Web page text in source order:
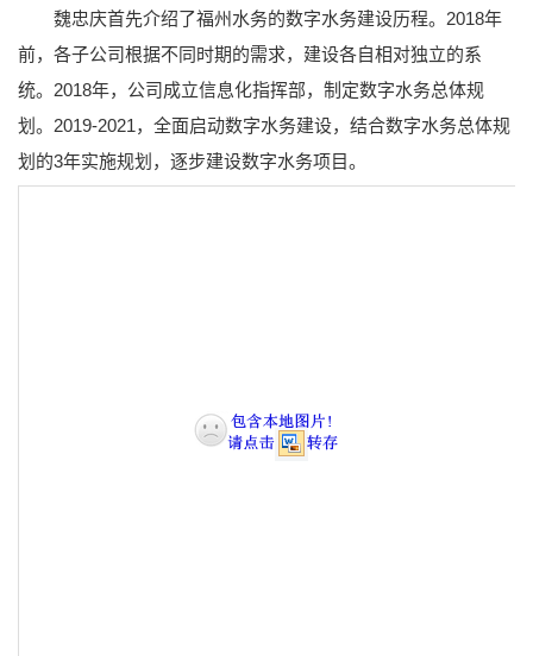
魏忠庆首先介绍了福州水务的数字水务建设历程。2018年
前，各子公司根据不同时期的需求，建设各自相对独立的系
统。2018年，公司成立信息化指挥部，制定数字水务总体规
划。2019-2021，全面启动数字水务建设，结合数字水务总体规
划的3年实施规划，逐步建设数字水务项目。